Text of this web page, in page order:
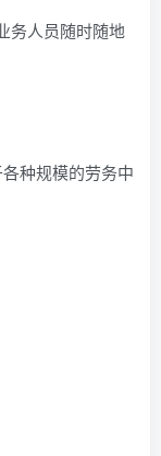
务人员随时随地
种规模的劳务中